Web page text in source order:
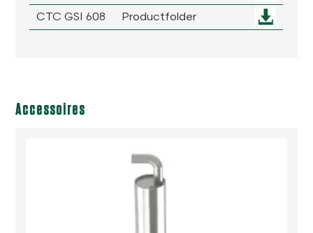
CTC GSI 608
Productfolder
Accessoires